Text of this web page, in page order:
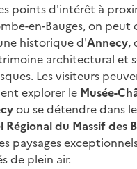
points d'intérêt à
en-Bauges, on peut
historique d'Annecy,
architectural et
Les visiteurs
explorer le Musée-
ou se détendre dans le
Régional du Massif des
paysages
de plein air.